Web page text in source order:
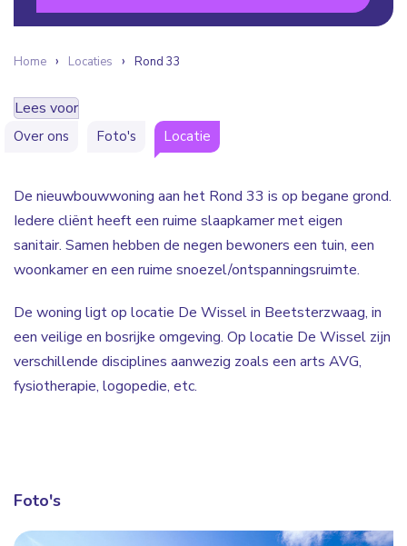
Home Locaties Rond 33
Lees voor
Over ons Foto's Locatie
De nieuwbouwwoning aan het Rond 33 is op begane grond.
Iedere cliënt heeft een ruime slaapkamer met eigen
sanitair. Samen hebben de negen bewoners een tuin, een
woonkamer en een ruime snoezel/ontspanningsruimte.
De woning ligt op locatie De Wissel in Beetsterzwaag, in
een veilige en bosrijke omgeving. Op locatie De Wissel zijn
verschillende disciplines aanwezig zoals een arts AVG,
fysiotherapie, logopedie, etc.
Foto's